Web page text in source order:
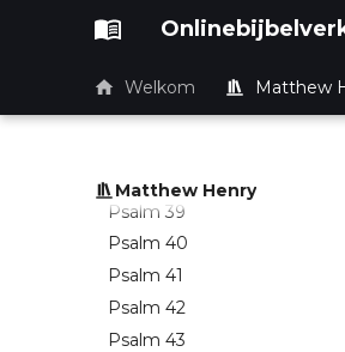
Welkom Matthew
Matthew Henry
Psalm 33
Psalm 35
Psalm 36
Psalm 38
Psalm 39
Psalm 40
Psalm 41
Psalm 42
Psalm 43